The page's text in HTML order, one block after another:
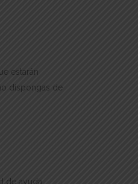
estarán
dispongas de
de ayuda.